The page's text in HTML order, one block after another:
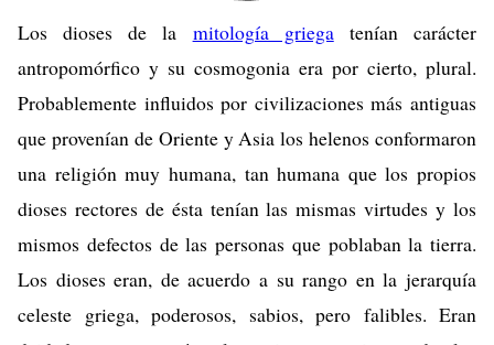
Los dioses de la mitología griegatenían carácter
antropomórfico y su cosmogonia era por cierto, plural.
Probablemente influidos por civilizaciones más antiguas
que provenían de Oriente y Asia los helenos conformaron
una religión muy humana, tan humana que los propios
dioses rectores de ésta tenían las mismas virtudes y los
mismos defectos de las personas que poblaban la tierra.
Los dioses eran, de acuerdo a su rango en la jerarquía
celeste griega, poderosos, sabios, pero falibles. Eran